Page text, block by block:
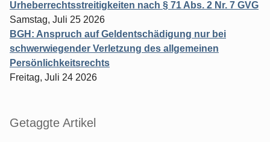
Urheberrechtsstreitigkeiten nach § 71 Abs. 2 Nr. 7 GVG
Samstag, Juli 25 2026
BGH: Anspruch auf Geldentschädigung nur bei
schwerwiegender Verletzung des allgemeinen
Persönlichkeitsrechts
Freitag, Juli 24 2026
Getaggte Artikel